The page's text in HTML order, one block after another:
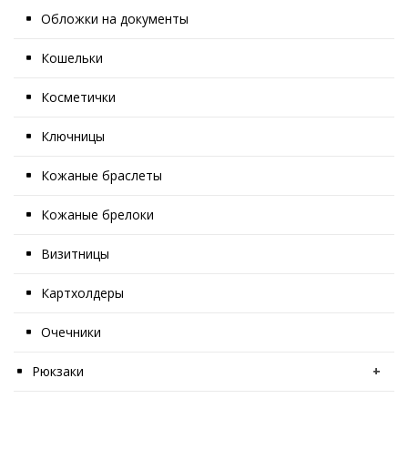
Обложки на документы
Кошельки
Косметички
Ключницы
Кожаные браслеты
Кожаные брелоки
Визитницы
Картхолдеры
Очечники
Рюкзаки +